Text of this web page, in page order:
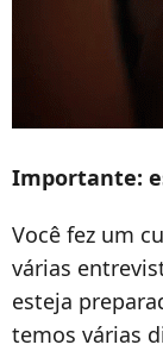
Importante:
Você fez um
várias
esteja
temos várias